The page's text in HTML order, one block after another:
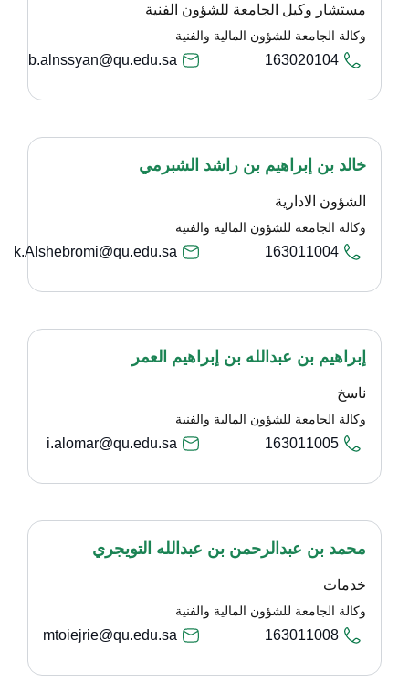
مستشار وكيل الجامعة للشؤون الفنية
وكالة الجامعة للشؤون المالية والفنية
163020104
b.alnssyan@qu.edu.sa
خالد بن إبراهيم بن راشد الشبرمي
الشؤون الادارية
وكالة الجامعة للشؤون المالية والفنية
163011004
k.Alshebromi@qu.edu.sa
إبراهيم بن عبدالله بن إبراهيم العمر
ناسخ
وكالة الجامعة للشؤون المالية والفنية
163011005
i.alomar@qu.edu.sa
محمد بن عبدالرحمن بن عبدالله التويجري
خدمات
وكالة الجامعة للشؤون المالية والفنية
163011008
mtoiejrie@qu.edu.sa